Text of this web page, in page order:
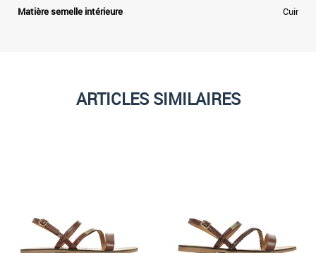
Matière semelle intérieure Cuir
ARTICLES SIMILAIRES